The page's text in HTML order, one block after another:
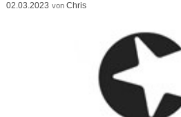
02.03.2023 von Chris